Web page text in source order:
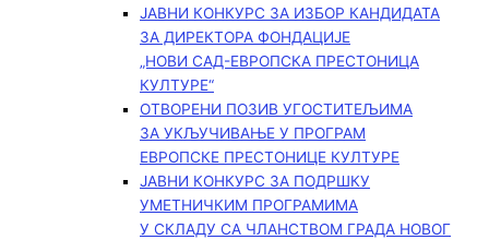
ЈАВНИ КОНКУРС ЗА ИЗБОР КАНДИДАТА
ЗА ДИРЕКТОРА ФОНДАЦИЈЕ
„НОВИ САД-ЕВРОПСКА ПРЕСТОНИЦА
КУЛТУРЕ“
ОТВОРЕНИ ПОЗИВ УГОСТИТЕЉИМА
ЗА УКЉУЧИВАЊЕ У ПРОГРАМ
ЕВРОПСКЕ ПРЕСТОНИЦЕ КУЛТУРЕ
ЈАВНИ КОНКУРС ЗА ПОДРШКУ
УМЕТНИЧКИМ ПРОГРАМИМА
У СКЛАДУ СА ЧЛАНСТВОМ ГРАДА НОВОГ